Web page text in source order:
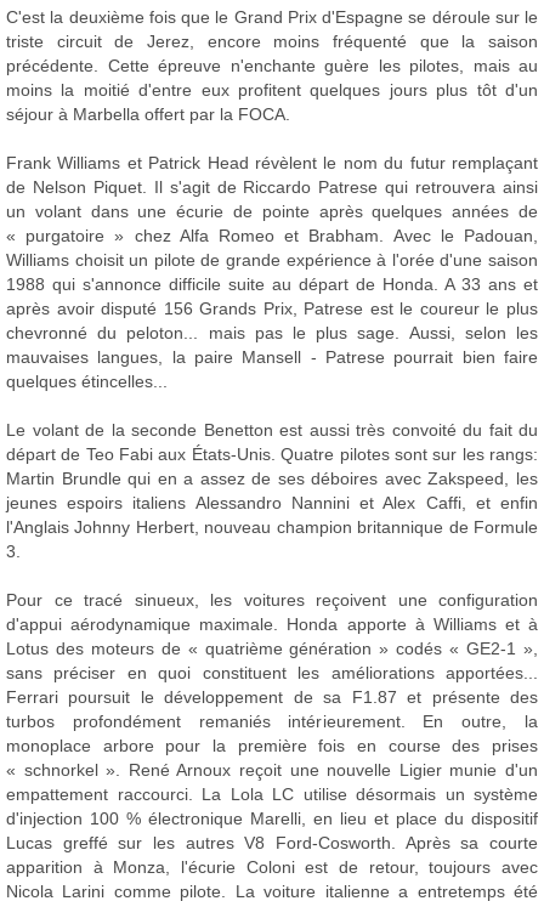
C'est la deuxième fois que le Grand Prix d'Espagne se déroule sur le
triste circuit de Jerez, encore moins fréquenté que la saison
précédente. Cette épreuve n'enchante guère les pilotes, mais au
moins la moitié d'entre eux profitent quelques jours plus tôt d'un
séjour à Marbella offert par la FOCA.
Frank Williams et Patrick Head révèlent le nom du futur remplaçant
de Nelson Piquet. Il s'agit de Riccardo Patrese qui retrouvera ainsi
un volant dans une écurie de pointe après quelques années de
« purgatoire » chez Alfa Romeo et Brabham. Avec le Padouan,
Williams choisit un pilote de grande expérience à l'orée d'une saison
1988 qui s'annonce difficile suite au départ de Honda. A 33 ans et
après avoir disputé 156 Grands Prix, Patrese est le coureur le plus
chevronné du peloton... mais pas le plus sage. Aussi, selon les
mauvaises langues, la paire Mansell - Patrese pourrait bien faire
quelques étincelles...
Le volant de la seconde Benetton est aussi très convoité du fait du
départ de Teo Fabi aux États-Unis. Quatre pilotes sont sur les rangs:
Martin Brundle qui en a assez de ses déboires avec Zakspeed, les
jeunes espoirs italiens Alessandro Nannini et Alex Caffi, et enfin
l'Anglais Johnny Herbert, nouveau champion britannique de Formule
3.
Pour ce tracé sinueux, les voitures reçoivent une configuration
d'appui aérodynamique maximale. Honda apporte à Williams et à
Lotus des moteurs de « quatrième génération » codés « GE2-1 »,
sans préciser en quoi constituent les améliorations apportées...
Ferrari poursuit le développement de sa F1.87 et présente des
turbos profondément remaniés intérieurement. En outre, la
monoplace arbore pour la première fois en course des prises
« schnorkel ». René Arnoux reçoit une nouvelle Ligier munie d'un
empattement raccourci. La Lola LC utilise désormais un système
d'injection 100 % électronique Marelli, en lieu et place du dispositif
Lucas greffé sur les autres V8 Ford-Cosworth. Après sa courte
apparition à Monza, l'écurie Coloni est de retour, toujours avec
Nicola Larini comme pilote. La voiture italienne a entretemps été